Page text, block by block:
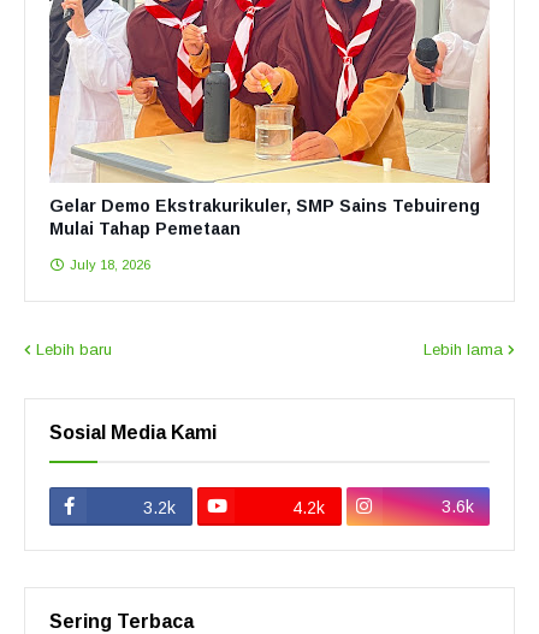
Gelar Demo Ekstrakurikuler, SMP Sains Tebuireng
Mulai Tahap Pemetaan
July 18, 2026
Lebih baru Lebih lama
Sosial Media Kami
3.2k 4.2k 3.6k
Sering Terbaca